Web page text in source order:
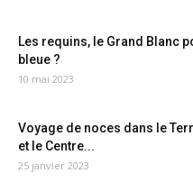
Les requins, le Grand Blanc
bleue ?
10 mai 2023
Voyage de noces dans le
et le Centre...
25 janvier 2023